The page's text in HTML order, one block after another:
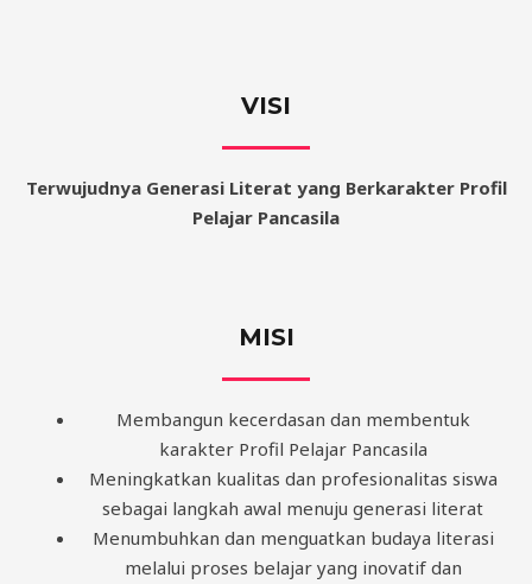
VISI
Terwujudnya Generasi Literat yang Berkarakter Profil
Pelajar Pancasila
MISI
Membangun kecerdasan dan membentuk
karakter Profil Pelajar Pancasila
Meningkatkan kualitas dan profesionalitas siswa
sebagai langkah awal menuju generasi literat
Menumbuhkan dan menguatkan budaya literasi
melalui proses belajar yang inovatif dan